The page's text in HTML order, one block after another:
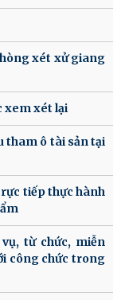
xét xử giang
xem xét lại
tham ô tài sản tại
tiếp thực hành
từ chức, miễn
công chức trong